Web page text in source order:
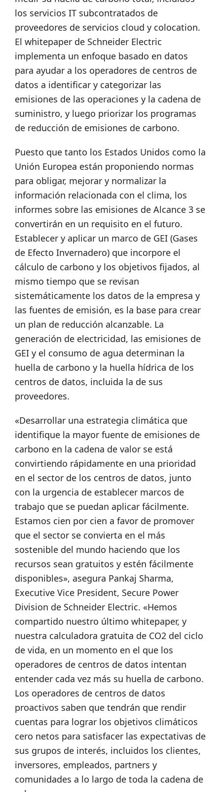
los servicios IT subcontratados de
proveedores de servicios cloud y colocation.
El whitepaper de Schneider Electric
implementa un enfoque basado en datos
para ayudar a los operadores de centros de
datos a identificar y categorizar las
emisiones de las operaciones y la cadena de
suministro, y luego priorizar los programas
de reducción de emisiones de carbono.
Puesto que tanto los Estados Unidos como la
Unión Europea están proponiendo normas
para obligar, mejorar y normalizar la
información relacionada con el clima, los
informes sobre las emisiones de Alcance 3 se
convertirán en un requisito en el futuro.
Establecer y aplicar un marco de GEI (Gases
de Efecto Invernadero) que incorpore el
cálculo de carbono y los objetivos fijados, al
mismo tiempo que se revisan
sistemáticamente los datos de la empresa y
las fuentes de emisión, es la base para crear
un plan de reducción alcanzable. La
generación de electricidad, las emisiones de
GEI y el consumo de agua determinan la
huella de carbono y la huella hídrica de los
centros de datos, incluida la de sus
proveedores.
«Desarrollar una estrategia climática que
identifique la mayor fuente de emisiones de
carbono en la cadena de valor se está
convirtiendo rápidamente en una prioridad
en el sector de los centros de datos, junto
con la urgencia de establecer marcos de
trabajo que se puedan aplicar fácilmente.
Estamos cien por cien a favor de promover
que el sector se convierta en el más
sostenible del mundo haciendo que los
recursos sean gratuitos y estén fácilmente
disponibles», asegura Pankaj Sharma,
Executive Vice President, Secure Power
Division de Schneider Electric. «Hemos
compartido nuestro último whitepaper, y
nuestra calculadora gratuita de CO2 del ciclo
de vida, en un momento en el que los
operadores de centros de datos intentan
entender cada vez más su huella de carbono.
Los operadores de centros de datos
proactivos saben que tendrán que rendir
cuentas para lograr los objetivos climáticos
cero netos para satisfacer las expectativas de
sus grupos de interés, incluidos los clientes,
inversores, empleados, partners y
comunidades a lo largo de toda la cadena de